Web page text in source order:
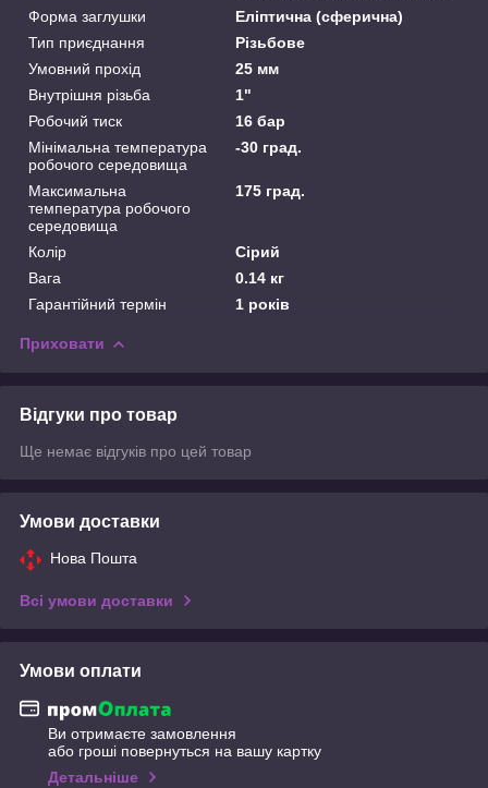
Форма заглушки
Еліптична (сферична)
Тип приєднання
Різьбове
Умовний прохід
25 мм
Внутрішня різьба
1"
Робочий тиск
16 бар
Мінімальна температура
робочого середовища
-30 град.
Максимальна
температура робочого
середовища
175 град.
Колір
Сірий
Вага
0.14 кг
Гарантійний термін
1 років
Приховати
Відгуки про товар
Ще немає відгуків про цей товар
Умови доставки
Нова Пошта
Всі умови доставки
Умови оплати
Ви отримаєте замовлення
або гроші повернуться на вашу картку
Детальніше